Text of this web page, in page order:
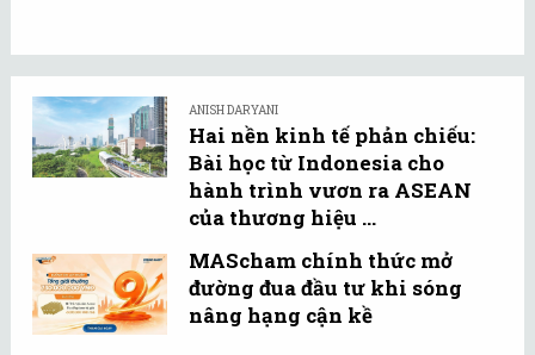
ANISH DARYANI
Hai nền kinh tế phản chiếu:
Bài học từ Indonesia cho
hành trình vươn ra ASEAN
của thương hiệu ...
MAScham chính thức mở
đường đua đầu tư khi sóng
nâng hạng cận kề